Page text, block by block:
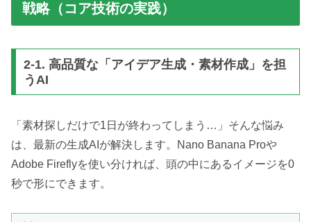
戦略（コア技術の実践）
2-1. 高品質な「アイデア生成・素材作成」を担
うAI
「素材探しだけで1日が終わってしまう…」そんな悩み
は、最新の生成AIが解決します。Nano Banana Proや
Adobe Fireflyを使い分ければ、頭の中にあるイメージを0
秒で形にできます。